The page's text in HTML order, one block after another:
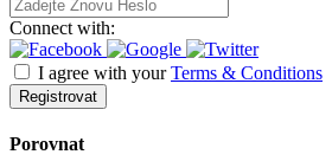
Connect with:
I agree with yourTerms & Conditions
Registrovat
Porovnat